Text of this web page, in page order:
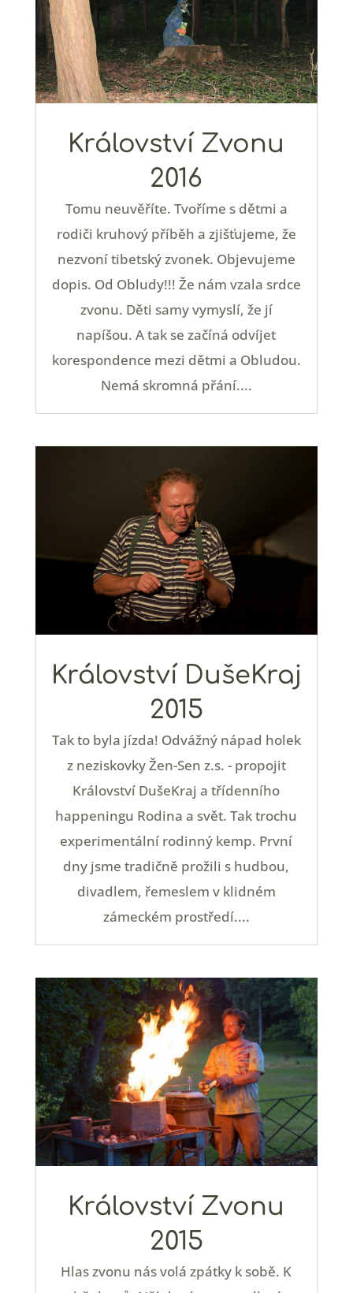
Království Zvonu
2016
Tomu neuvěříte. Tvoříme s dětmi a
rodiči kruhový příběh a zjišťujeme, že
nezvoní tibetský zvonek. Objevujeme
dopis. Od Obludy!!! Že nám vzala srdce
zvonu. Děti samy vymyslí, že jí
napíšou. A tak se začíná odvíjet
korespondence mezi dětmi a Obludou.
Nemá skromná přání....
Království DušeKraj
2015
Tak to byla jízda! Odvážný nápad holek
z neziskovky Žen-Sen z.s. - propojit
Království DušeKraj a třídenního
happeningu Rodina a svět. Tak trochu
experimentální rodinný kemp. První
dny jsme tradičně prožili s hudbou,
divadlem, řemeslem v klidném
zámeckém prostředí....
Království Zvonu
2015
Hlas zvonu nás volá zpátky k sobě. K